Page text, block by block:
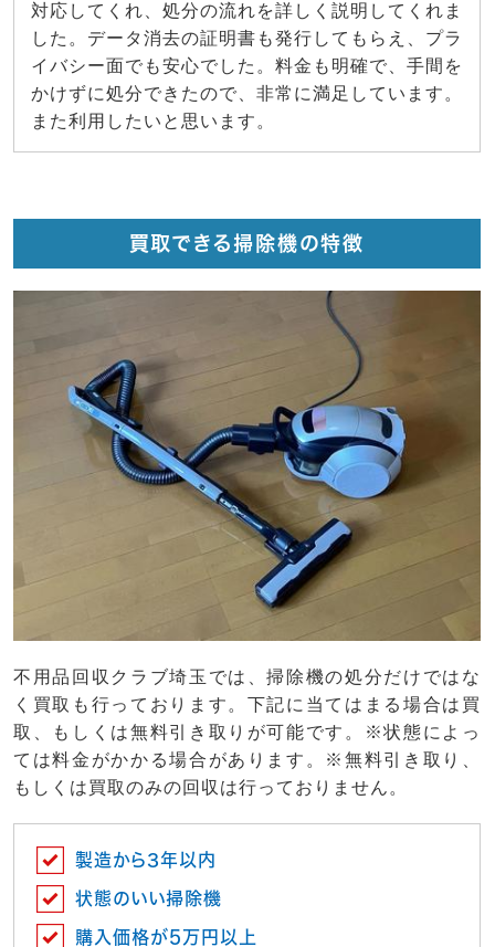
対応してくれ、処分の流れを詳しく説明してくれま
した。データ消去の証明書も発行してもらえ、プラ
イバシー面でも安心でした。料金も明確で、手間を
かけずに処分できたので、非常に満足しています。
また利用したいと思います。
買取できる掃除機の特徴
不用品回収クラブ埼玉では、掃除機の処分だけではな
く買取も行っております。下記に当てはまる場合は買
取、もしくは無料引き取りが可能です。※状態によっ
ては料金がかかる場合があります。※無料引き取り、
もしくは買取のみの回収は行っておりません。
製造から3年以内
状態のいい掃除機
購入価格が5万円以上